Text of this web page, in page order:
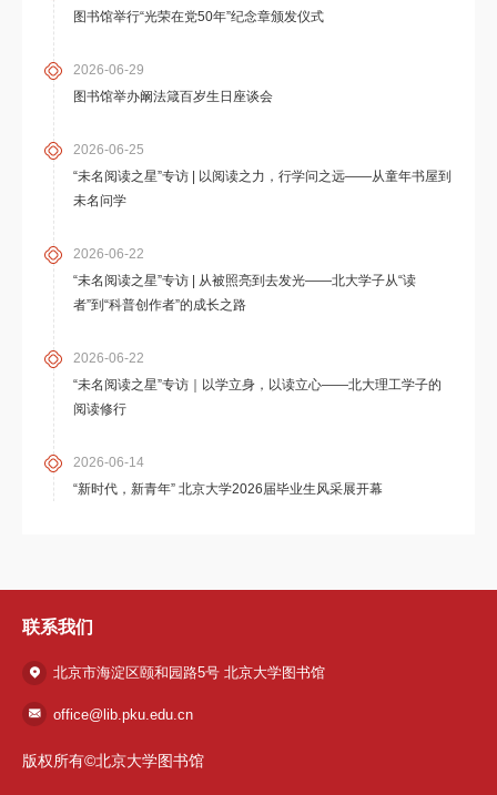
图书馆举行“光荣在党50年”纪念章颁发仪式
2026-06-29
图书馆举办阚法箴百岁生日座谈会
2026-06-25
“未名阅读之星”专访 | 以阅读之力，行学问之远——从童年书屋到
未名问学
2026-06-22
“未名阅读之星”专访 | 从被照亮到去发光——北大学子从“读
者”到“科普创作者”的成长之路
2026-06-22
“未名阅读之星”专访｜以学立身，以读立心——北大理工学子的
阅读修行
2026-06-14
“新时代，新青年” 北京大学2026届毕业生风采展开幕
联系我们
北京市海淀区颐和园路5号 北京大学图书馆
office@lib.pku.edu.cn
版权所有©北京大学图书馆